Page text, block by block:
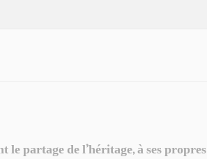
partage de l’héritage, à ses